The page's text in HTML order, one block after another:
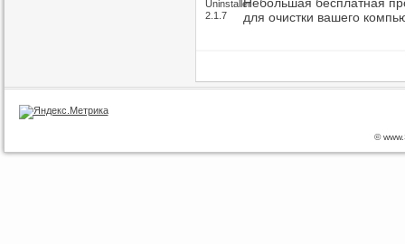
для очистки вашего
©